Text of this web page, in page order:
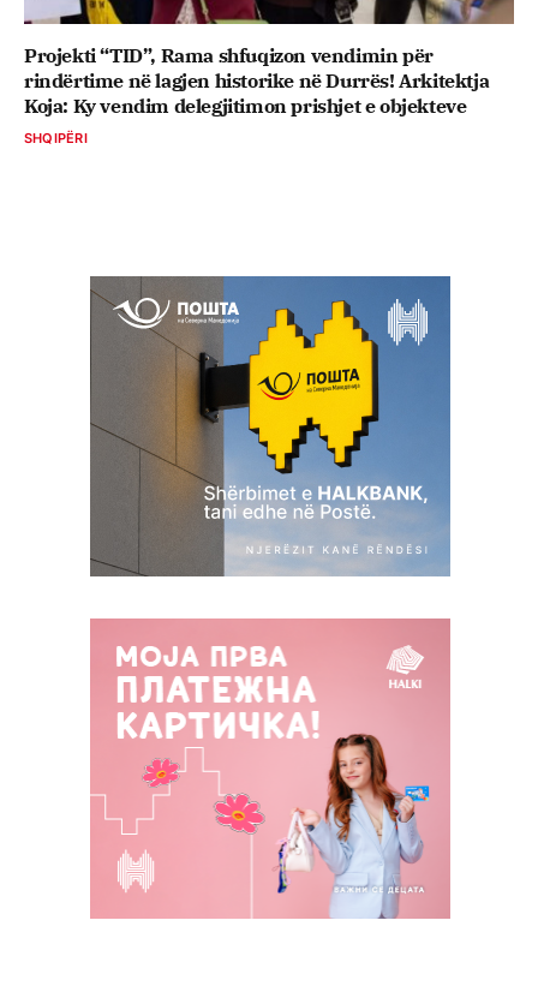
Projekti “TID”, Rama shfuqizon vendimin për
rindërtime në lagjen historike në Durrës! Arkitektja
Koja: Ky vendim delegjitimon prishjet e objekteve
SHQIPËRI